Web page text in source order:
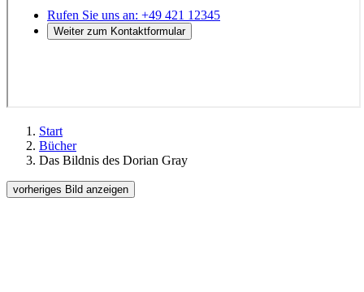
Start
Bücher
Das Bildnis des Dorian Gray
vorheriges Bild anzeigen